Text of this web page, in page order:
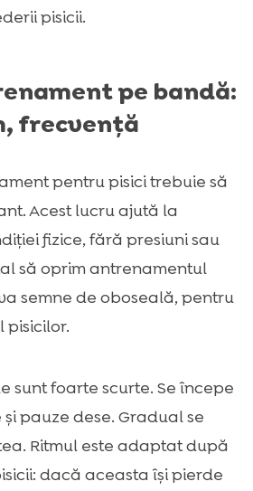
pisicii.
pe bandă:
frecvență
pentru pisici trebuie să
Acest lucru ajută la
fizice, fără presiuni sau
să oprim antrenamentul
semne de oboseală, pentru
pisicilor.
sunt foarte scurte. Se începe
pauze dese. Gradual se
Ritmul este adaptat după
dacă aceasta își pierde